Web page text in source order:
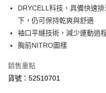
悠遊付
Google Pay
貨到付款
DRYCELL科技，具備快速
下，仍可保持乾爽與舒適
袖口平縫技術，減少運動過
胸前NITRO圖樣
銷售重點
貨號：52510701